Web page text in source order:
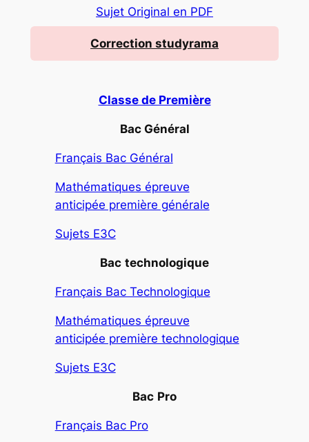
Sujet Original en PDF
Correction studyrama
Classe de Première
Bac Général
Français Bac Général
Mathématiques épreuve
anticipée première générale
Sujets E3C
Bac technologique
Français Bac Technologique
Mathématiques épreuve
anticipée première technologique
Sujets E3C
Bac Pro
Français Bac Pro